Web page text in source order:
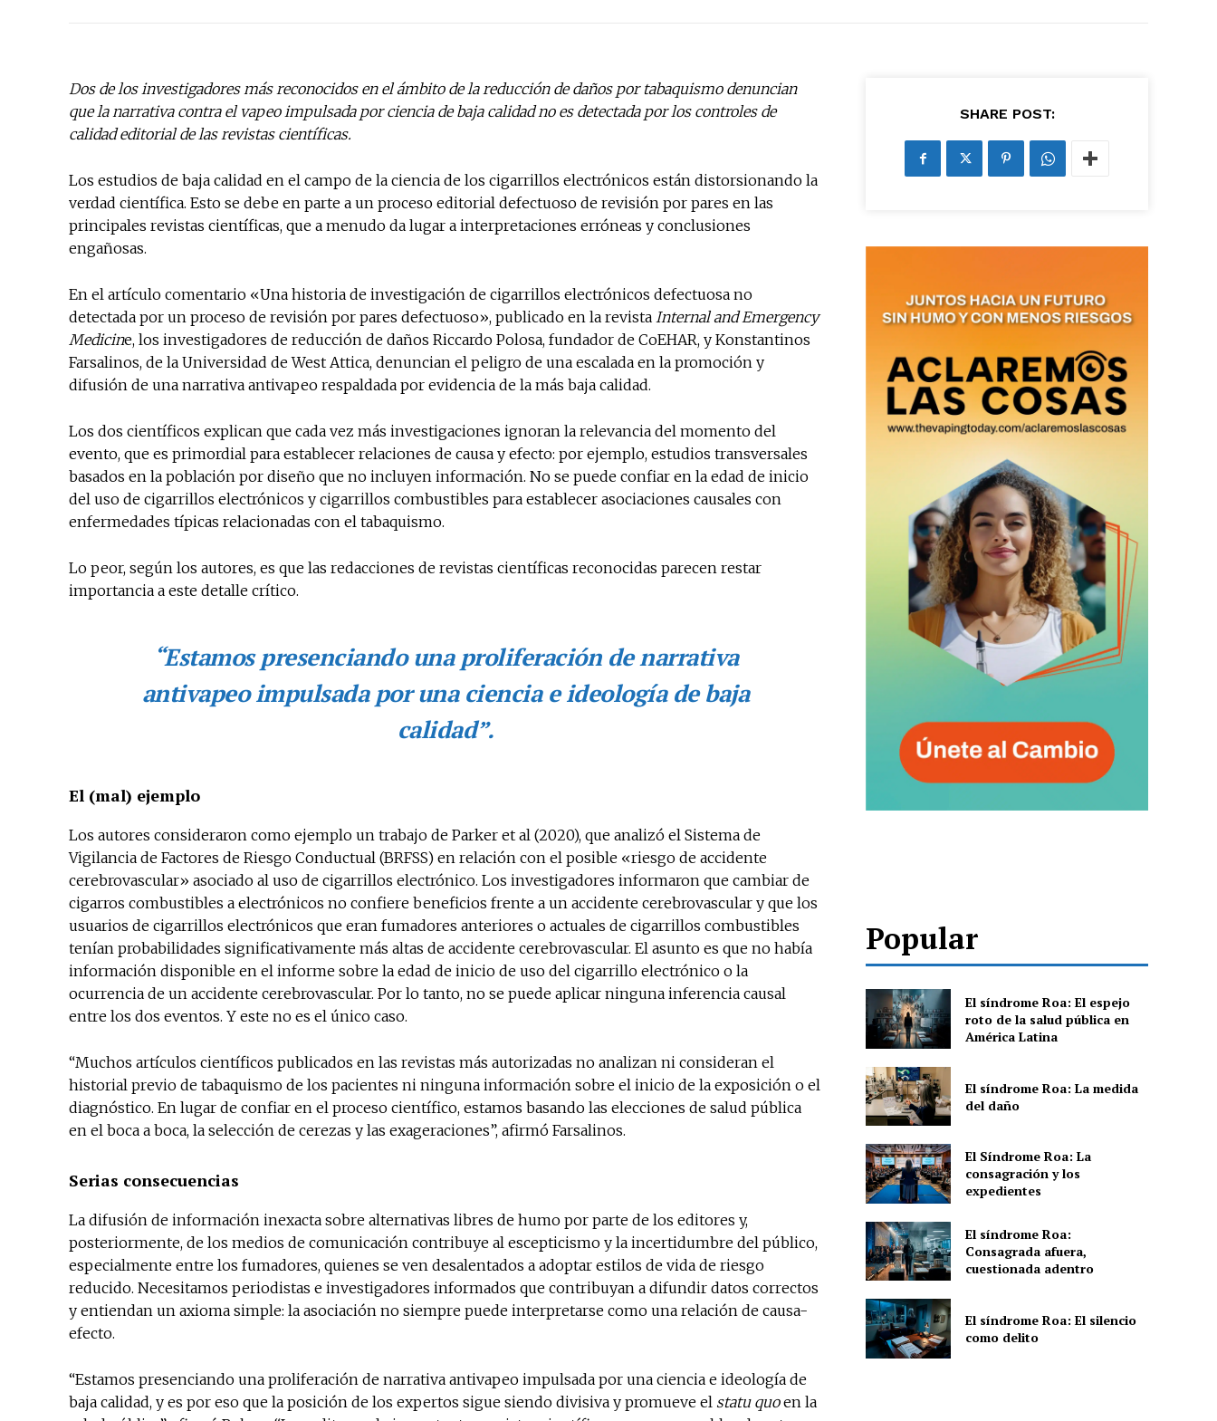
No te pierdas de las últimas
noticias
Suscríbete a nuestro boletín diario y recibe todas las
noticias del vapeo y la reducción de daños en tu correo
Subscribe to our daily clipping and receive all the news
of vaping and tobacco harm reduction in your email.
SUBSCRIBIRSE
Dos de los investigadores más reconocidos en el ámbito de la reducción de daños por tabaquismo denuncian
que la narrativa contra el vapeo impulsada por ciencia de baja calidad no es detectada por los controles de
calidad editorial de las revistas científicas.
Los estudios de baja calidad en el campo de la ciencia de los cigarrillos electrónicos están distorsionando la
verdad científica. Esto se debe en parte a un proceso editorial defectuoso de revisión por pares en las
principales revistas científicas, que a menudo da lugar a interpretaciones erróneas y conclusiones
engañosas.
En el artículo comentario «Una historia de investigación de cigarrillos electrónicos defectuosa no
detectada por un proceso de revisión por pares defectuoso», publicado en la revista Internal and Emergency
Medicine, los investigadores de reducción de daños Riccardo Polosa, fundador de CoEHAR, y Konstantinos
Farsalinos, de la Universidad de West Attica, denuncian el peligro de una escalada en la promoción y
difusión de una narrativa antivapeo respaldada por evidencia de la más baja calidad.
Los dos científicos explican que cada vez más investigaciones ignoran la relevancia del momento del
evento, que es primordial para establecer relaciones de causa y efecto: por ejemplo, estudios transversales
basados ​​en la población por diseño que no incluyen información. No se puede confiar en la edad de inicio
del uso de cigarrillos electrónicos y cigarrillos combustibles para establecer asociaciones causales con
enfermedades típicas relacionadas con el tabaquismo.
Lo peor, según los autores, es que las redacciones de revistas científicas reconocidas parecen restar
importancia a este detalle crítico.
“Estamos presenciando una proliferación de narrativa
antivapeo impulsada por una ciencia e ideología de baja
calidad”.
El (mal) ejemplo
Los autores consideraron como ejemplo un trabajo de Parker et al (2020), que analizó el Sistema de
Vigilancia de Factores de Riesgo Conductual (BRFSS) en relación con el posible «riesgo de accidente
cerebrovascular» asociado al uso de cigarrillos electrónico. Los investigadores informaron que cambiar de
cigarros combustibles a electrónicos no confiere beneficios frente a un accidente cerebrovascular y que los
usuarios de cigarrillos electrónicos que eran fumadores anteriores o actuales de cigarrillos combustibles
tenían probabilidades significativamente más altas de accidente cerebrovascular. El asunto es que no había
información disponible en el informe sobre la edad de inicio de uso del cigarrillo electrónico o la
ocurrencia de un accidente cerebrovascular. Por lo tanto, no se puede aplicar ninguna inferencia causal
entre los dos eventos. Y este no es el único caso.
“Muchos artículos científicos publicados en las revistas más autorizadas no analizan ni consideran el
historial previo de tabaquismo de los pacientes ni ninguna información sobre el inicio de la exposición o el
diagnóstico. En lugar de confiar en el proceso científico, estamos basando las elecciones de salud pública
en el boca a boca, la selección de cerezas y las exageraciones”, afirmó Farsalinos.
Serias consecuencias
La difusión de información inexacta sobre alternativas libres de humo por parte de los editores y,
posteriormente, de los medios de comunicación contribuye al escepticismo y la incertidumbre del público,
especialmente entre los fumadores, quienes se ven desalentados a adoptar estilos de vida de riesgo
reducido. Necesitamos periodistas e investigadores informados que contribuyan a difundir datos correctos
y entiendan un axioma simple: la asociación no siempre puede interpretarse como una relación de causa-
efecto.
“Estamos presenciando una proliferación de narrativa antivapeo impulsada por una ciencia e ideología de
baja calidad, y es por eso que la posición de los expertos sigue siendo divisiva y promueve el statu quoen la
SHARE POST:
Popular
El síndrome Roa: El espejo
roto de la salud pública en
América Latina
El síndrome Roa: La medida
del daño
El Síndrome Roa: La
consagración y los
expedientes
El síndrome Roa:
Consagrada afuera,
cuestionada adentro
El síndrome Roa: El silencio
como delito